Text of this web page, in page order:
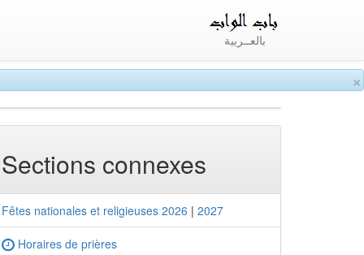
×
بالعــربية
Sections connexes
Fêtes nationales et religieuses 2026 | 2027
Horaires de prières